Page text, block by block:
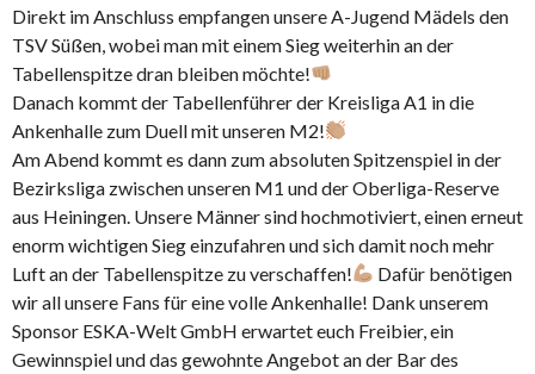
Direkt im Anschluss empfangen unsere A-Jugend Mädels den
TSV Süßen, wobei man mit einem Sieg weiterhin an der
Tabellenspitze dran bleiben möchte!
Danach kommt der Tabellenführer der Kreisliga A1 in die
Ankenhalle zum Duell mit unseren M2!
Am Abend kommt es dann zum absoluten Spitzenspiel in der
Bezirksliga zwischen unseren M1 und der Oberliga-Reserve
aus Heiningen. Unsere Männer sind hochmotiviert, einen erneut
enorm wichtigen Sieg einzufahren und sich damit noch mehr
Luft an der Tabellenspitze zu verschaffen!
Dafür benötigen
wir all unsere Fans für eine volle Ankenhalle! Dank unserem
Sponsor ESKA-Welt GmbH erwartet euch Freibier, ein
Gewinnspiel und das gewohnte Angebot an der Bar des